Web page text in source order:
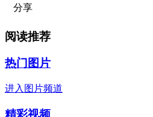
分享
阅读推荐
热门图片
进入图片频道
精彩视频